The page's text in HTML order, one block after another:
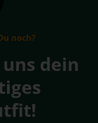
noch?
dein